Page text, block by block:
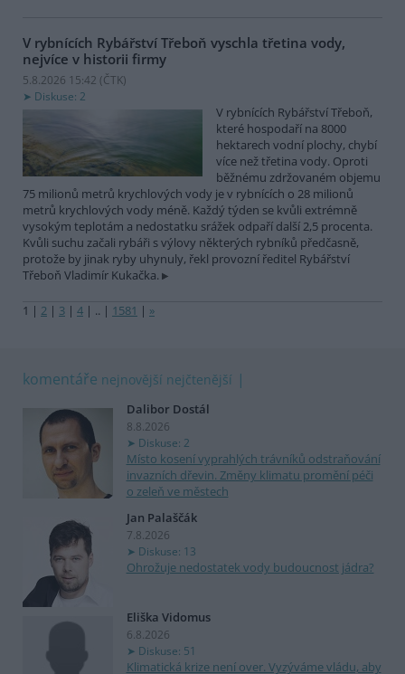
V rybnících Rybářství Třeboň vyschla třetina vody,
nejvíce v historii firmy
5.8.2026 15:42 (ČTK)
Diskuse: 2
V rybnících Rybářství Třeboň,
které hospodaří na 8000
hektarech vodní plochy, chybí
více než třetina vody. Oproti
běžnému zdržovaném objemu
75 milionů metrů krychlových vody je v rybnících o 28 milionů
metrů krychlových vody méně. Každý týden se kvůli extrémně
vysokým teplotám a nedostatku srážek odpaří další 2,5 procenta.
Kvůli suchu začali rybáři s výlovy některých rybníků předčasně,
protože by jinak ryby uhynuly, řekl provozní ředitel Rybářství
Třeboň Vladimír Kukačka.
1 | 2 | 3 | 4 | .. | 1581 | »
komentáře nejnovější nejčtenější
Dalibor Dostál
8.8.2026
Diskuse: 2
Místo kosení vyprahlých trávníků odstraňování
invazních dřevin. Změny klimatu promění péči
o zeleň ve městech
Jan Palaščák
7.8.2026
Diskuse: 13
Ohrožuje nedostatek vody budoucnost jádra?
Eliška Vidomus
6.8.2026
Diskuse: 51
Klimatická krize není over. Vyzýváme vládu, aby